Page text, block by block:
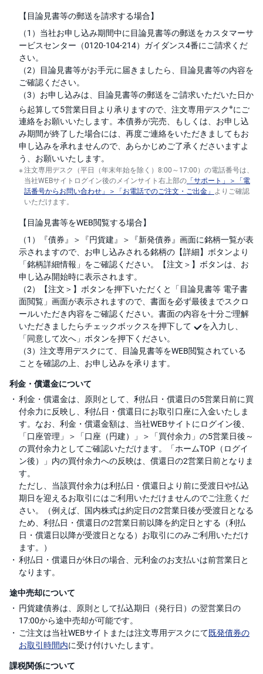
【目論見書等の郵送を請求する場合】
（1）当社お申し込み期間中に目論見書等の郵送をカスタマーサ
ービスセンター（0120-104-214）ガイダンス4番にご請求くだ
さい。
（2）目論見書等がお手元に届きましたら、目論見書等の内容を
ご確認ください。
（3）お申し込みは、目論見書等の郵送をご請求いただいた日か
ら起算して5営業日目より承りますので、注文専用デスク※にご
連絡をお願いいたします。本債券が完売、もしくは、お申し込
み期間が終了した場合には、再度ご連絡をいただきましてもお
申し込みを承れませんので、あらかじめご了承くださいますよ
う、お願いいたします。
注文専用デスク（平日（年末年始を除く）8:00～17:00）の電話番号は、
当社WEBサイトログイン後のメインサイト右上部の 「サポート」＞「電
話番号からお問い合わせ」＞「お電話でのご注文・ご出金」 よりご確認
いただけます。
【目論見書等をWEB閲覧する場合】
（1）『債券』＞『円貨建』＞『新発債券』画面に銘柄一覧が表
示されますので、お申し込みされる銘柄の【詳細】ボタンより
「銘柄詳細情報」をご確認ください。【注文＞】ボタンは、お
申し込み開始時に表示されます。
（2）【注文＞】ボタンを押下いただくと「目論見書等 電子書
面閲覧」画面が表示されますので、書面を必ず最後までスクロ
ールいただき内容をご確認ください。書面の内容を十分ご理解
いただきましたらチェックボックスを押下して
を入力し、
「同意して次へ」ボタンを押下ください。
（3）注文専用デスクにて、目論見書等をWEB閲覧されている
ことを確認の上、お申し込みを承ります。
利金・償還金について
利金・償還金は、原則として、利払日・償還日の5営業日前に買
付余力に反映し、利払日・償還日にお取引口座に入金いたしま
す。なお、利金・償還金額は、当社WEBサイトにログイン後、
「口座管理」＞「口座（円建）」＞「買付余力」の5営業日後～
の買付余力としてご確認いただけます。「ホームTOP（ログイ
ン後）」内の買付余力への反映は、償還日の2営業日前となりま
す。
ただし、当該買付余力は利払日・償還日より前に受渡日や払込
期日を迎えるお取引にはご利用いただけませんのでご注意くだ
さい。（例えば、国内株式は約定日の2営業日後が受渡日となる
ため、利払日・償還日の2営業日前以降を約定日とする（利払
日・償還日以降が受渡日となる）お取引にのみご利用いただけ
ます。）
利払日・償還日が休日の場合、元利金のお支払いは前営業日と
なります。
途中売却について
円貨建債券は、原則として払込期日（発行日）の翌営業日の
17:00から途中売却が可能です。
ご注文は当社WEBサイトまたは注文専用デスクにて既発債券の
お取引時間内に受け付けいたします。
課税関係について